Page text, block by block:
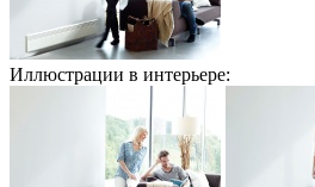
Иллюстрации в интерьере: